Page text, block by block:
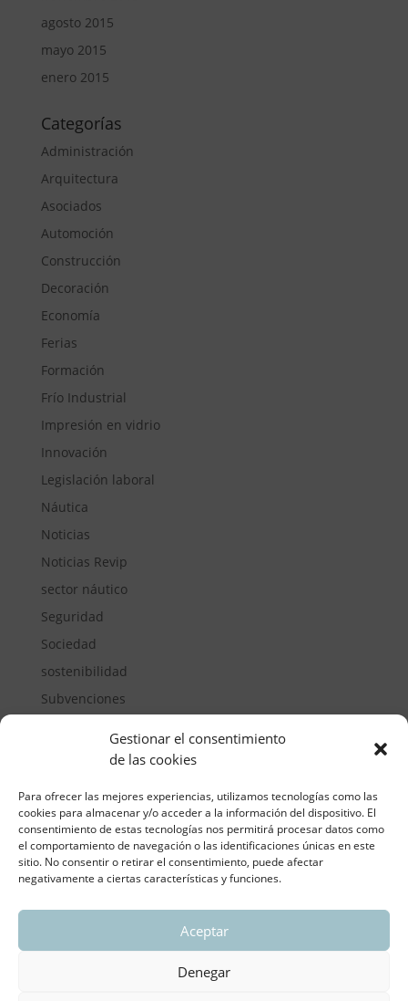
Gestionar el consentimiento
de las cookies
Para ofrecer las mejores experiencias, utilizamos tecnologías como las
cookies para almacenar y/o acceder a la información del dispositivo. El
consentimiento de estas tecnologías nos permitirá procesar datos como
el comportamiento de navegación o las identificaciones únicas en este
sitio. No consentir o retirar el consentimiento, puede afectar
negativamente a ciertas características y funciones.
Aceptar
Denegar
agosto 2015
mayo 2015
enero 2015
Categorías
Administración
Arquitectura
Asociados
Automoción
Construcción
Decoración
Economía
Ferias
Formación
Frío Industrial
Impresión en vidrio
Innovación
Legislación laboral
Náutica
Noticias
Noticias Revip
sector náutico
Seguridad
Sociedad
sostenibilidad
Subvenciones
ASOCIACIÓN REGIONAL VALENCIANA DE
Aviso legal y política de privacidad